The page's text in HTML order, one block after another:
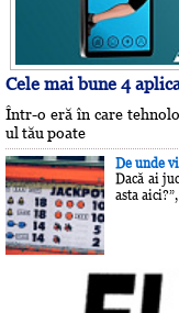
Cele mai bune 4
Într-o eră în care
ul tău poate
De unde
Dacă ai
asta